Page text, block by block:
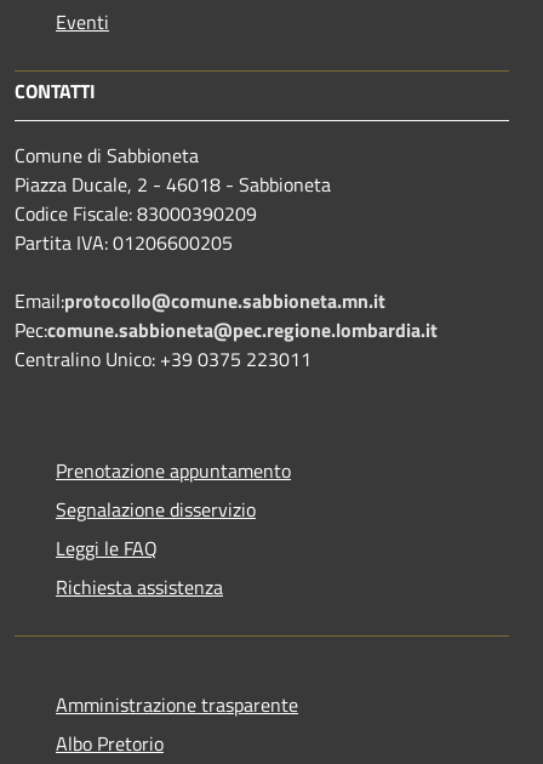
Eventi
CONTATTI
Comune di Sabbioneta
Piazza Ducale, 2 - 46018 - Sabbioneta
Codice Fiscale: 83000390209
Partita IVA: 01206600205
Email:protocollo@comune.sabbioneta.mn.it
Pec:comune.sabbioneta@pec.regione.lombardia.it
Centralino Unico: +39 0375 223011
Prenotazione appuntamento
Segnalazione disservizio
Leggi le FAQ
Richiesta assistenza
Amministrazione trasparente
Albo Pretorio